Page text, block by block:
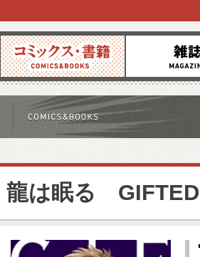
コミックス 雑誌
龍は眠る GIFTED